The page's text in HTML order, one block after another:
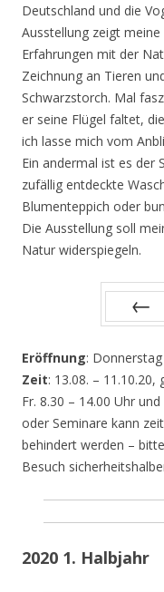
Deutschland und die
Ausstellung zeigt
Erfahrungen mit der
Zeichnung an Tieren
Schwarzstorch. Mal
er seine Flügel faltet,
ich lasse mich vom
Ein andermal ist es der
zufällig entdeckte
Blumenteppich oder
Die Ausstellung soll
Natur widerspiegeln.
Eröffnung:
Zeit: 13.08. –
Fr. 8.30 – 14.00 Uhr
oder Seminare kann
behindert werden –
Besuch
2020 1. Halbjahr